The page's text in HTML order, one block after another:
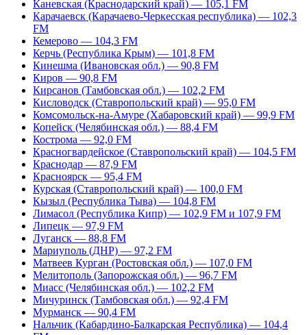
Каневская (Краснодарский край) — 105,1 FM
Карачаевск (Карачаево-Черкесская республика) — 102,3
FM
Кемерово — 104,3 FM
Керчь (Республика Крым) — 101,8 FM
Кинешма (Ивановская обл.) — 90,8 FM
Киров — 90,8 FM
Кирсанов (Тамбовская обл.) — 102,2 FM
Кисловодск (Ставропольский край) — 95,0 FM
Комсомольск-на-Амуре (Хабаровский край) — 99,9 FM
Копейск (Челябинская обл.) — 88,4 FM
Кострома — 92,0 FM
Красногвардейское (Ставропольский край) — 104,5 FM
Краснодар — 87,9 FM
Красноярск — 95,4 FM
Курская (Ставропольский край) — 100,0 FM
Кызыл (Республика Тыва) — 104,8 FM
Лимасол (Республика Кипр) — 102,9 FM и 107,9 FM
Липецк — 97,9 FM
Луганск — 88,8 FM
Мариуполь (ДНР) — 97,2 FM
Матвеев Курган (Ростовская обл.) — 107,0 FM
Мелитополь (Запорожская обл.) — 96,7 FM
Миасс (Челябинская обл.) — 102,2 FM
Мичуринск (Тамбовская обл.) — 92,4 FM
Мурманск — 90,4 FM
Нальчик (Кабардино-Балкарская Республика) — 104,4